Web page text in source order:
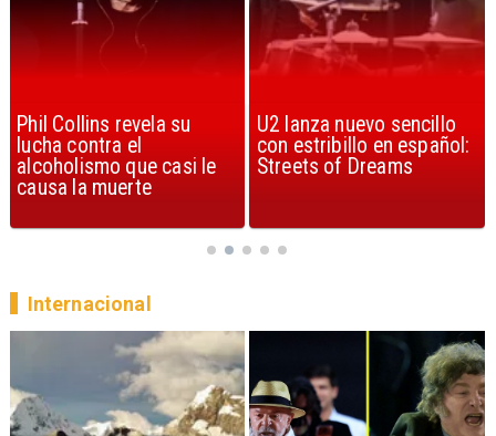
U2 lanza nuevo sencillo
con estribillo en español:
Streets of Dreams
“Africa” de Toto es
considerada la mejor
canción, según la ciencia
Internacional